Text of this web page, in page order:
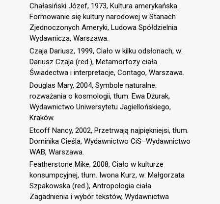
Chałasiński Józef, 1973, Kultura amerykańska.
Formowanie się kultury narodowej w Stanach
Zjednoczonych Ameryki, Ludowa Spółdzielnia
Wydawnicza, Warszawa.
Czaja Dariusz, 1999, Ciało w kilku odsłonach, w:
Dariusz Czaja (red.), Metamorfozy ciała.
Świadectwa i interpretacje, Contago, Warszawa.
Douglas Mary, 2004, Symbole naturalne:
rozważania o kosmologii, tłum. Ewa Dżurak,
Wydawnictwo Uniwersytetu Jagiellońskiego,
Kraków.
Etcoff Nancy, 2002, Przetrwają najpiękniejsi, tłum.
Dominika Cieśla, Wydawnictwo CiS–Wydawnictwo
WAB, Warszawa.
Featherstone Mike, 2008, Ciało w kulturze
konsumpcyjnej, tłum. Iwona Kurz, w: Małgorzata
Szpakowska (red.), Antropologia ciała.
Zagadnienia i wybór tekstów, Wydawnictwa